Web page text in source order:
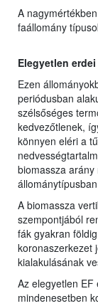
A
faállomány
Elegyetlen
Ezen
periódusban
szélsőséges
kedvezőtlenek,
könnyen eléri a
biomassza
A biomassza
szempontjából
fák gyakran
koronaszerkezet
kialakulásának
Az elegyetlen
mindenesetben